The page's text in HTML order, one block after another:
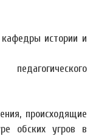
кафедры истории и
происходящие
обских угров в